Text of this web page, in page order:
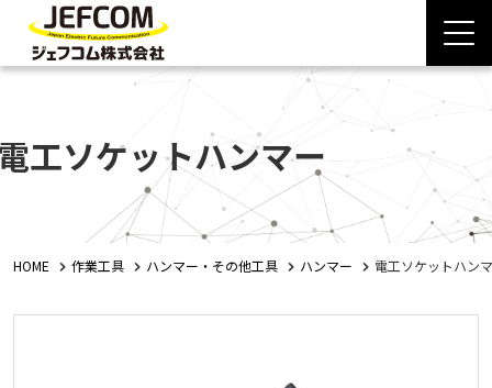
工ソケットハンマー
HOME 作業工具 ハンマー・その他工具 ハンマー 電工ソケットハン